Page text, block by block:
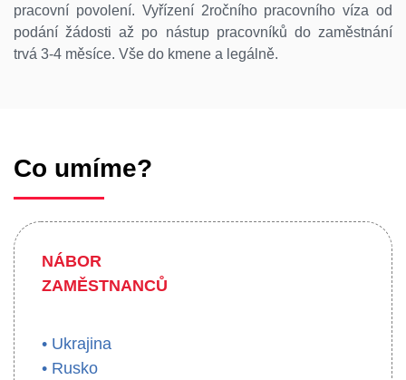
pracovní povolení. Vyřízení 2ročního pracovního víza od
podání žádosti až po nástup pracovníků do zaměstnání
trvá 3-4 měsíce. Vše do kmene a legálně.
Co umíme?
NÁBOR
ZAMĚSTNANCŮ
• Ukrajina
• Rusko